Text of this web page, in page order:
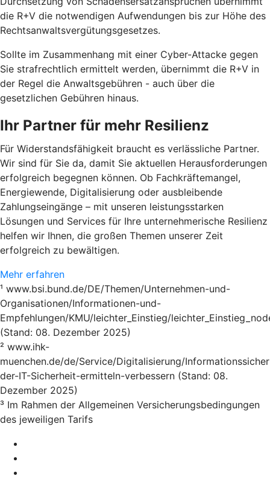
die R+V die notwendigen Aufwendungen bis zur Höhe des
Rechtsanwaltsvergütungsgesetzes.
Sollte im Zusammenhang mit einer Cyber-Attacke gegen
Sie strafrechtlich ermittelt werden, übernimmt die R+V in
der Regel die Anwaltsgebühren - auch über die
gesetzlichen Gebühren hinaus.
Ihr Partner für mehr Resilienz
Für Widerstandsfähigkeit braucht es verlässliche Partner.
Wir sind für Sie da, damit Sie aktuellen Herausforderungen
erfolgreich begegnen können. Ob Fachkräftemangel,
Energiewende, Digitalisierung oder ausbleibende
Zahlungseingänge – mit unseren leistungsstarken
Lösungen und Services für Ihre unternehmerische Resilienz
helfen wir Ihnen, die großen Themen unserer Zeit
erfolgreich zu bewältigen.
Mehr erfahren
¹ www.bsi.bund.de/DE/Themen/Unternehmen-und-
Organisationen/Informationen-und-
Empfehlungen/KMU/leichter_Einstieg/
(Stand: 08. Dezember 2025)
² www.ihk-
muenchen.de/de/Service/Digitalisierung/
der-IT-Sicherheit-ermitteln-verbessern (Stand: 08.
Dezember 2025)
³ Im Rahmen der Allgemeinen Versicherungsbedingungen
des jeweiligen Tarifs